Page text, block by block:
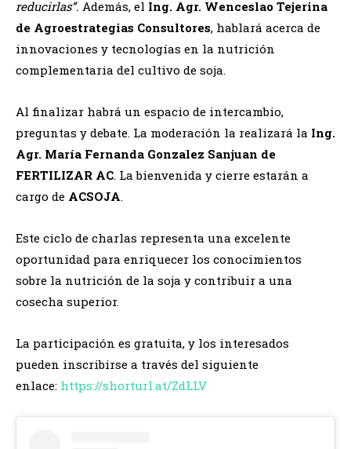
reducirlas”. Además, el Ing. Agr. Wenceslao Tejerina
de Agroestrategias Consultores, hablará acerca de
innovaciones y tecnologías en la nutrición
complementaria del cultivo de soja.
Al finalizar habrá un espacio de intercambio,
preguntas y debate. La moderación la realizará la Ing.
Agr. María Fernanda Gonzalez Sanjuan de
FERTILIZAR AC. La bienvenida y cierre estarán a
cargo de ACSOJA.
Este ciclo de charlas representa una excelente
oportunidad para enriquecer los conocimientos
sobre la nutrición de la soja y contribuir a una
cosecha superior.
La participación es gratuita, y los interesados
pueden inscribirse a través del siguiente
enlace: https://shorturl.at/ZdLLV